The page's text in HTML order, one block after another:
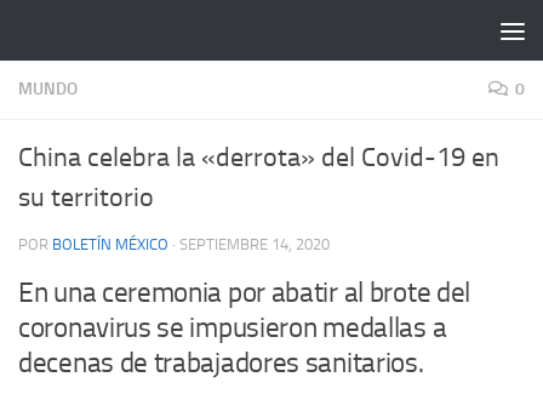
MUNDO 0
China celebra la «derrota» del Covid-19 en
su territorio
POR BOLETÍN MÉXICO · SEPTIEMBRE 14, 2020
En una ceremonia por abatir al brote del
coronavirus se impusieron medallas a
decenas de trabajadores sanitarios.